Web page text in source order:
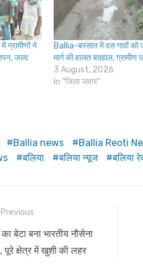
ग्रामीणों ने
जल्द
Ballia-बरसात में दस गावों को
मार्ग की हालत बदहाल, ग्रामीण
3 August, 2026
In "जिला जवार"
Ballia news Ballia Reoti
बलिया बलिया न्यूज बलिया
Previous
बेटा बना भारतीय नौसेना
क्षेत्र में खुशी की लहर